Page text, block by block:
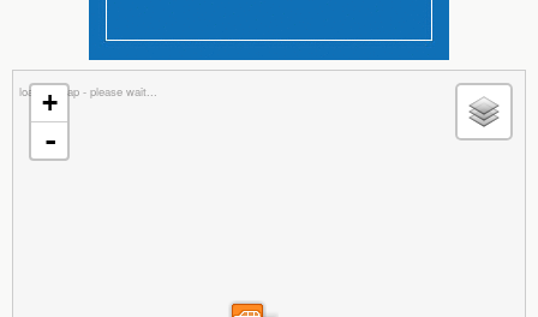
loading map - please wait...
+
-